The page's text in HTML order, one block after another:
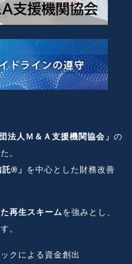
法人Ｍ＆Ａ支援機関協会」 の
。
託®」 を中心とした財務改善
再生スキームを強みとし、
。
クによる資金創出